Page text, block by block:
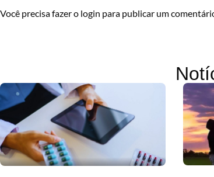
Você precisa fazer o login para publicar um